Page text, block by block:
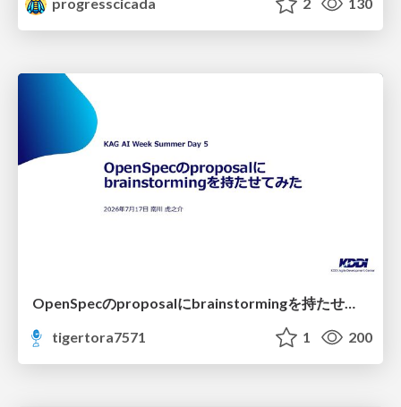
progresscicada
2 130
tigertora7571
1 200